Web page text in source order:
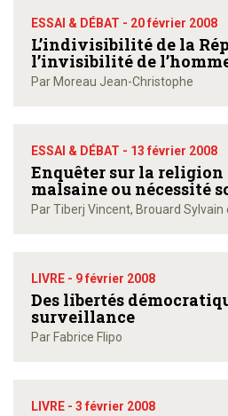
ESSAI & DÉBAT - 20 février 2008
L’indivisibilité de la
l’invisibilité de
Par Moreau Jean-Christophe
ESSAI & DÉBAT - 13 février 2008
Enquêter sur la religion
malsaine ou nécessité
Par Tiberj Vincent, Brouard
LIVRE - 9 février 2008
Des libertés
surveillance
Par Fabrice Flipo
LIVRE - 3 février 2008